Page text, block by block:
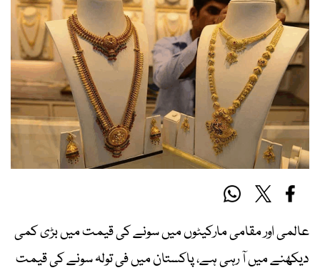
عالمی اور مقامی مارکیٹوں میں سونے کی قیمت میں بڑی کمی
دیکھنے میں آ رہی ہے، پاکستان میں فی تولہ سونے کی قیمت